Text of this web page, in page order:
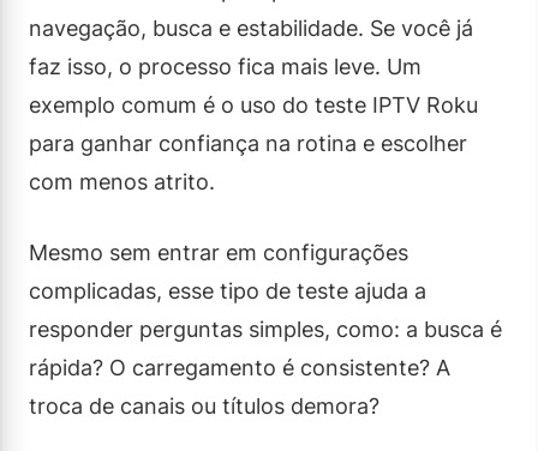
navegação, busca e estabilidade. Se você já
faz isso, o processo fica mais leve. Um
exemplo comum é o uso do teste IPTV Roku
para ganhar confiança na rotina e escolher
com menos atrito.
Mesmo sem entrar em configurações
complicadas, esse tipo de teste ajuda a
responder perguntas simples, como: a busca é
rápida? O carregamento é consistente? A
troca de canais ou títulos demora?